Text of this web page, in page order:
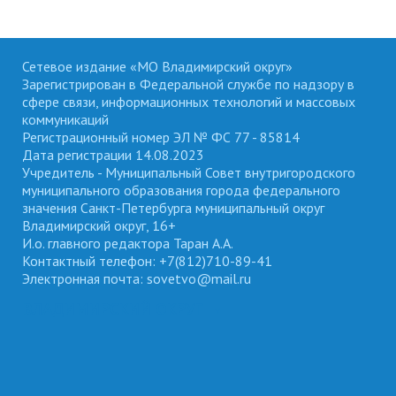
Сетевое издание «МО Владимирский округ»
Зарегистрирован в Федеральной службе по надзору в
сфере связи, информационных технологий и массовых
коммуникаций
Регистрационный номер ЭЛ № ФС 77 - 85814
Дата регистрации 14.08.2023
Учредитель - Муниципальный Совет внутригородского
муниципального образования города федерального
значения Санкт-Петербурга муниципальный округ
Владимирский округ, 16+
И.о. главного редактора Таран А.А.
Контактный телефон: +7(812)710-89-41
Электронная почта: sovetvo@mail.ru